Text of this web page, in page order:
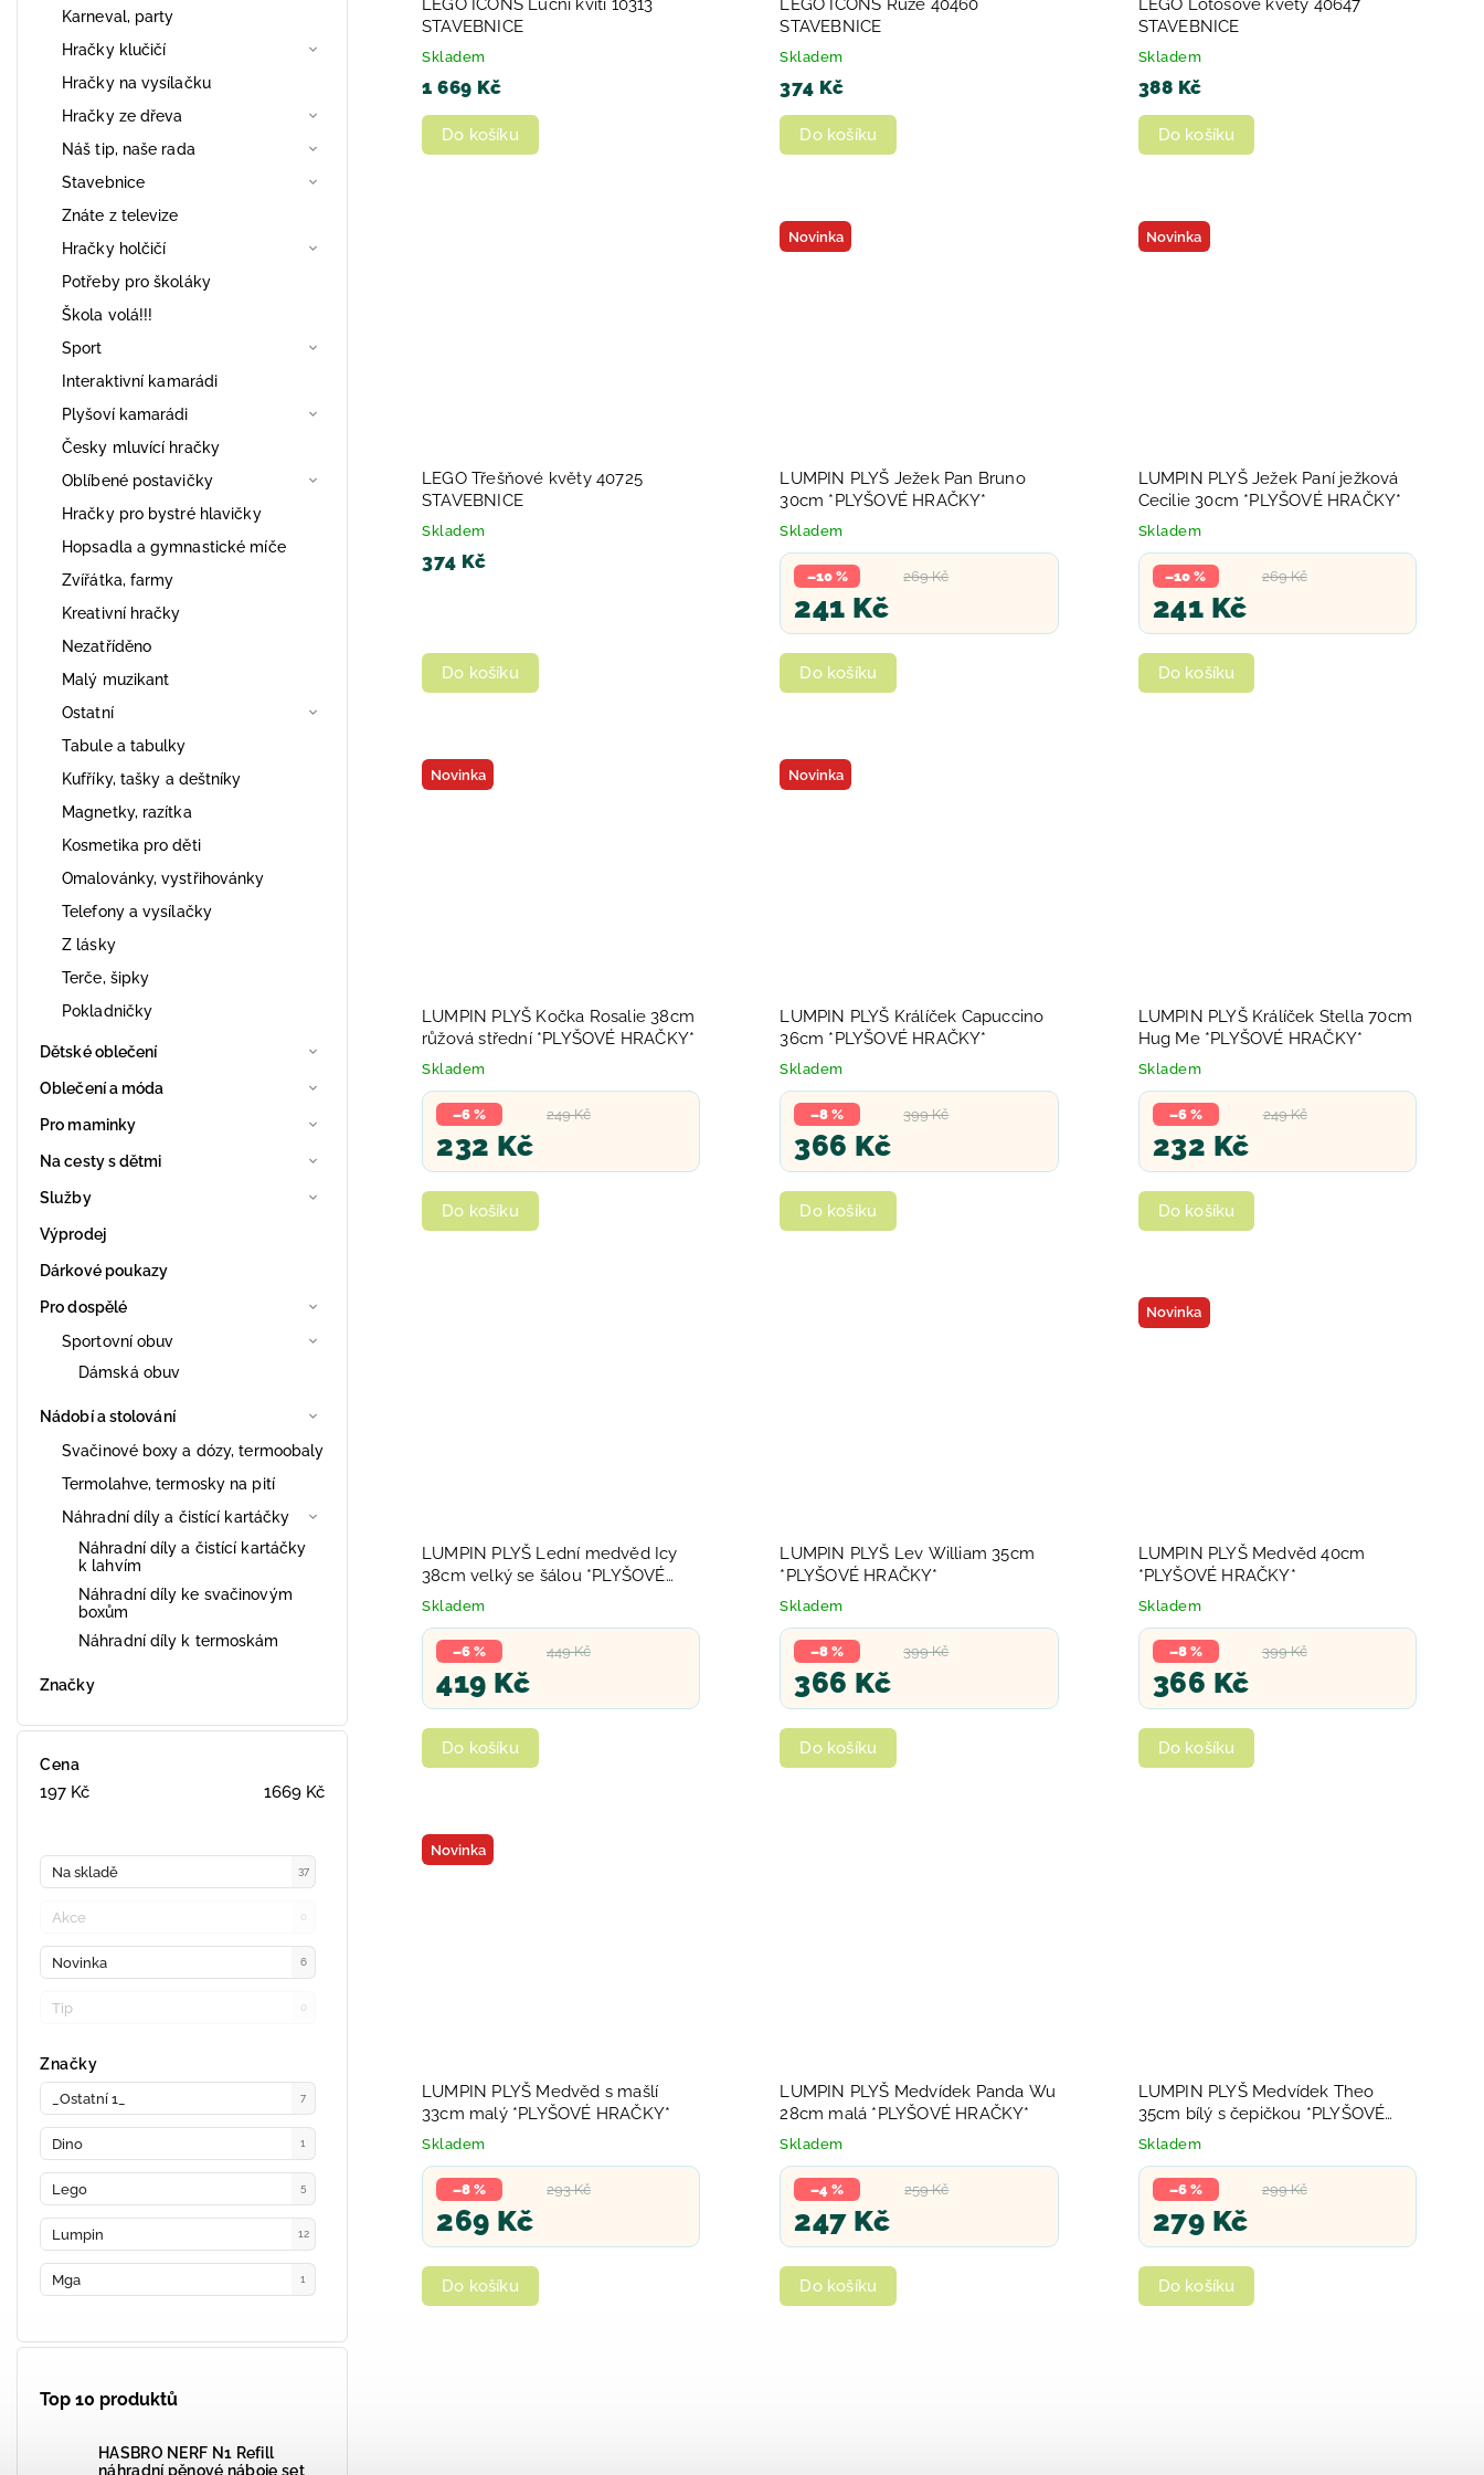
Karneval, party
Hračky klučičí
Hračky na vysílačku
Hračky ze dřeva
Náš tip, naše rada
Stavebnice
Znáte z televize
Hračky holčičí
Potřeby pro školáky
Škola volá!!!
Sport
Interaktivní kamarádi
Plyšoví kamarádi
Česky mluvící hračky
Oblíbené postavičky
Hračky pro bystré hlavičky
Hopsadla a gymnastické míče
Zvířátka, farmy
Kreativní hračky
Nezatříděno
Malý muzikant
Ostatní
Tabule a tabulky
Kufříky, tašky a deštníky
Magnetky, razítka
Kosmetika pro děti
Omalovánky, vystřihovánky
Telefony a vysílačky
Z lásky
Terče, šipky
Pokladničky
Dětské oblečení
Oblečení a móda
Pro maminky
Na cesty s dětmi
Služby
Výprodej
Dárkové poukazy
Pro dospělé
Sportovní obuv
Dámská obuv
Nádobí a stolování
Svačinové boxy a dózy, termoobaly
Termolahve, termosky na pití
Náhradní díly a čistící kartáčky
Náhradní díly a čistící kartáčky
k lahvím
Náhradní díly ke svačinovým
boxům
Náhradní díly k termoskám
Značky
Cena
197 Kč 1669 Kč
Na skladě 37
Akce 0
Novinka 6
Tip 0
Značky
_Ostatní 1_ 7
Dino 1
Lego 5
Lumpin 12
Mga 1
Top 10 produktů
HASBRO NERF N1 Refill
náhradní pěnové náboje set
LEGO ICONS Luční kvítí 10313
STAVEBNICE
Skladem
1 669 Kč
Do košíku
LEGO ICONS Růže 40460
STAVEBNICE
Skladem
374 Kč
Do košíku
LEGO Lotosové květy 40647
STAVEBNICE
Skladem
388 Kč
Do košíku
LEGO Třešňové květy 40725
STAVEBNICE
Skladem
374 Kč
Do košíku
Novinka
LUMPIN PLYŠ Ježek Pan Bruno
30cm *PLYŠOVÉ HRAČKY*
Skladem
269 Kč
–10 %
241 Kč
Do košíku
Novinka
LUMPIN PLYŠ Ježek Paní ježková
Cecilie 30cm *PLYŠOVÉ HRAČKY*
Skladem
269 Kč
–10 %
241 Kč
Do košíku
Novinka
LUMPIN PLYŠ Kočka Rosalie 38cm
růžová střední *PLYŠOVÉ HRAČKY*
Skladem
249 Kč
–6 %
232 Kč
Do košíku
Novinka
LUMPIN PLYŠ Králíček Capuccino
36cm *PLYŠOVÉ HRAČKY*
Skladem
399 Kč
–8 %
366 Kč
Do košíku
LUMPIN PLYŠ Králíček Stella 70cm
Hug Me *PLYŠOVÉ HRAČKY*
Skladem
249 Kč
–6 %
232 Kč
Do košíku
LUMPIN PLYŠ Lední medvěd Icy
38cm velký se šálou *PLYŠOVÉ
HRAČKY*
Skladem
449 Kč
–6 %
419 Kč
Do košíku
LUMPIN PLYŠ Lev William 35cm
*PLYŠOVÉ HRAČKY*
Skladem
399 Kč
–8 %
366 Kč
Do košíku
Novinka
LUMPIN PLYŠ Medvěd 40cm
*PLYŠOVÉ HRAČKY*
Skladem
399 Kč
–8 %
366 Kč
Do košíku
Novinka
LUMPIN PLYŠ Medvěd s mašlí
33cm malý *PLYŠOVÉ HRAČKY*
Skladem
293 Kč
–8 %
269 Kč
Do košíku
LUMPIN PLYŠ Medvídek Panda Wu
28cm malá *PLYŠOVÉ HRAČKY*
Skladem
259 Kč
–4 %
247 Kč
Do košíku
LUMPIN PLYŠ Medvídek Theo
35cm bílý s čepičkou *PLYŠOVÉ
HRAČKY*
Skladem
299 Kč
–6 %
279 Kč
Do košíku